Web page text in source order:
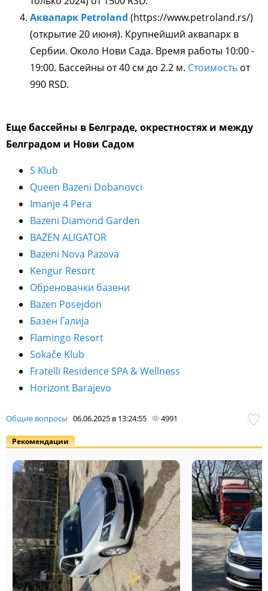
Аквапарк Petroland (https://www.petroland.rs/)
(открытие 20 июня). Крупнейший аквапарк в
Сербии. Около Нови Сада. Время работы 10:00 -
19:00. Бассейны от 40 см до 2.2 м. Стоимость от
990 RSD.
Еще бассейны в Белграде, окрестностях и между
Белградом и Нови Садом
S Klub
Queen Bazeni Dobanovci
Imanje 4 Pera
Bazeni Diamond Garden
BAZEN ALIGATOR
Bazeni Nova Pazova
Kengur Resort
Обреновачки базени
Bazen Posejdon
Базен Галија
Flamingo Resort
Sokače Klub
Fratelli Residence SPA & Wellness
Horizont Barajevo
Общие вопросы 06.06.2025 в 13:24:55 4991
Рекомендации